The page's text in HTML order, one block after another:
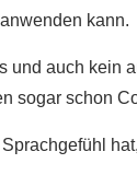
kann.
und auch kein
sogar schon